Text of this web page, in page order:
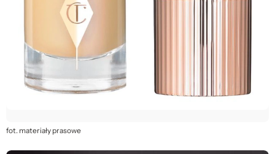
fot. materiały prasowe